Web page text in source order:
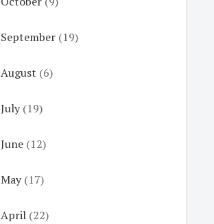
September (19)
August (6)
July (19)
June (12)
May (17)
April (22)